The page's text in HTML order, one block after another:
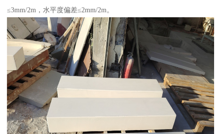
≤3mm/2m，水平度偏差≤2mm/2m。